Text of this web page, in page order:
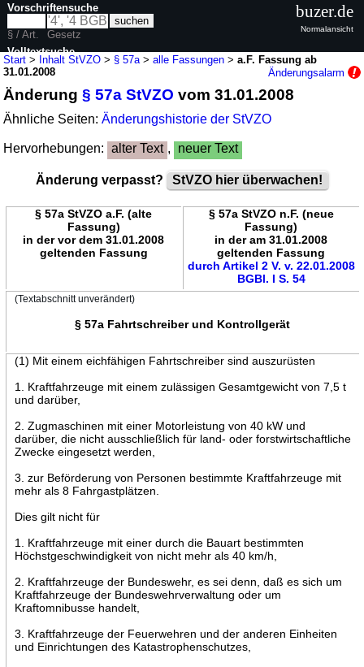
Start > Inhalt StVZO > § 57a >alle Fassungen >a.F. Fassung ab
31.01.2008
Änderungsalarm
Änderung§ 57a StVZO vom 31.01.2008
Ähnliche Seiten:Änderungshistorie der StVZO
Hervorhebungen: alter Text , neuer Text
Änderung verpasst? StVZO hier überwachen!
§ 57a StVZO a.F. (alte
Fassung)
in der vor dem 31.01.2008
geltenden Fassung
§ 57a StVZO n.F. (neue
Fassung)
in der am 31.01.2008
geltenden Fassung
durch Artikel 2 V. v. 22.01.2008
BGBl. I S. 54
(Textabschnitt unverändert)
§ 57a Fahrtschreiber und Kontrollgerät
(1) Mit einem eichfähigen Fahrtschreiber sind auszurüsten
1. Kraftfahrzeuge mit einem zulässigen Gesamtgewicht von 7,5 t
und darüber,
2. Zugmaschinen mit einer Motorleistung von 40 kW und
darüber, die nicht ausschließlich für land- oder forstwirtschaftliche
Zwecke eingesetzt werden,
3. zur Beförderung von Personen bestimmte Kraftfahrzeuge mit
mehr als 8 Fahrgastplätzen.
Dies gilt nicht für
1. Kraftfahrzeuge mit einer durch die Bauart bestimmten
Höchstgeschwindigkeit von nicht mehr als 40 km/h,
2. Kraftfahrzeuge der Bundeswehr, es sei denn, daß es sich um
Kraftfahrzeuge der Bundeswehrverwaltung oder um
Kraftomnibusse handelt,
3. Kraftfahrzeuge der Feuerwehren und der anderen Einheiten
und Einrichtungen des Katastrophenschutzes,
Vorschriftensuche
§ / Art.
Gesetz
Volltextsuche
buzer.de
Normalansicht